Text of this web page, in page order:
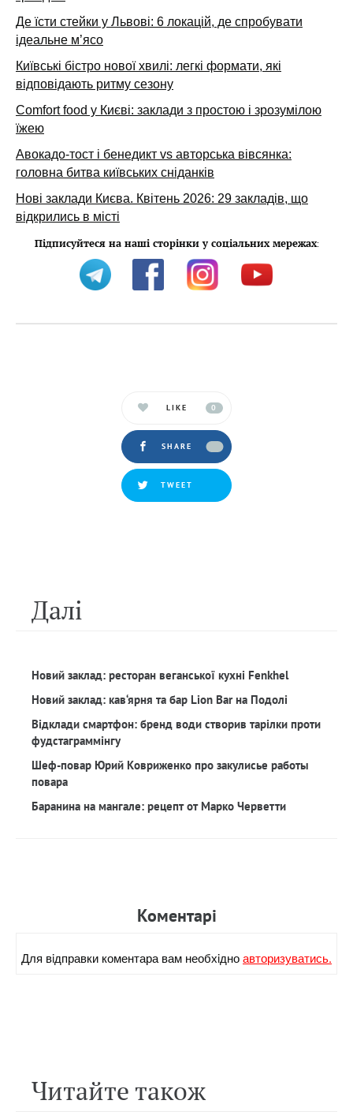
Де їсти стейки у Львові: 6 локацій, де спробувати
ідеальне м’ясо
Київські бістро нової хвилі: легкі формати, які
відповідають ритму сезону
Comfort food у Києві: заклади з простою і зрозумілою
їжею
Авокадо-тост і бенедикт vs авторська вівсянка:
головна битва київських сніданків
Нові заклади Києва. Квітень 2026: 29 закладів, що
відкрились в місті
Підписуйтеся на наші сторінки у соціальних мережах:
LIKE 0
SHARE
TWEET
Далi
Новий заклад: ресторан веганської кухні Fenkhel
Новий заклад: кав‘ярня та бар Lion Bar на Подолі
Відклади смартфон: бренд води створив тарілки проти
фудстаграммінгу
Шеф-повар Юрий Ковриженко про закулисье работы
повара
Баранина на мангале: рецепт от Марко Черветти
Коментарi
Для вiдправки коментара вам необхiдноавторизуватись.
Читайте також